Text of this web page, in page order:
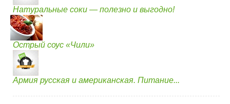
Натуральные соки — полезно и выгодно!
Острый соус «Чили»
Армия русская и американская. Питание...